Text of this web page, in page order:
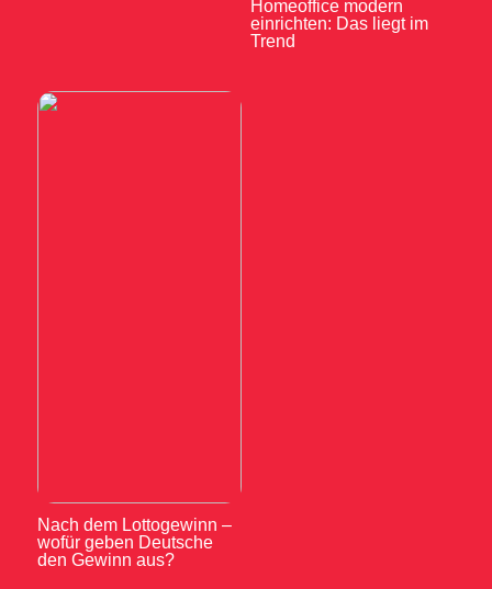
Homeoffice modern
einrichten: Das liegt im
Trend
Nach dem Lottogewinn –
wofür geben Deutsche
den Gewinn aus?